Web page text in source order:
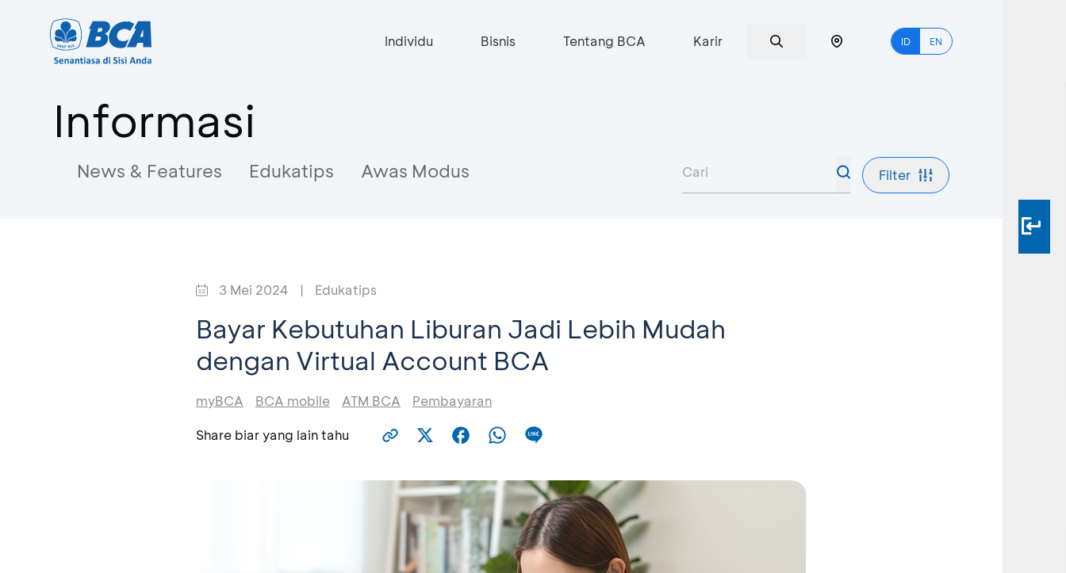
Individu Bisnis Tentang BCA Karir ID EN
Informasi
News & Features Edukatips Awas Modus Filter
3 Mei 2024 | Edukatips
Bayar Kebutuhan Liburan Jadi Lebih Mudah
dengan Virtual Account BCA
myBCA BCA mobile ATM BCA Pembayaran
Share biar yang lain tahu